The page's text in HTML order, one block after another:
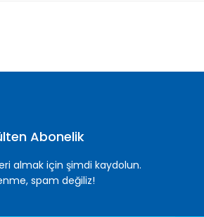
Abonelik
almak için şimdi kaydolun.
spam değiliz!